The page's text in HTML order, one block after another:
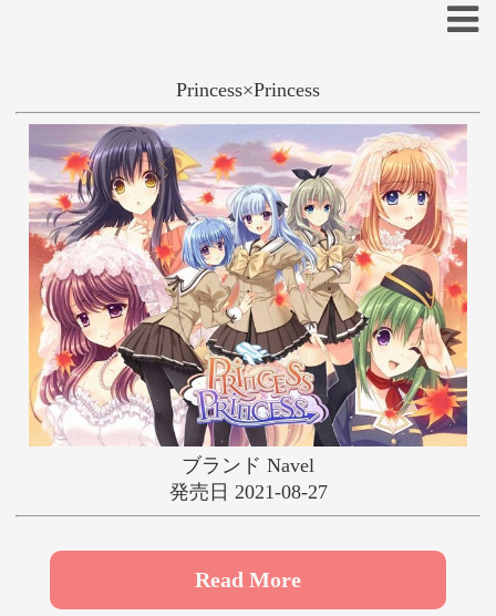
あ い う え お
か き く け こ
さ し す せ そ
た ち つ て と
な に ぬ ね の
は ひ ふ へ ほ
む
や ゆ よ
ら ろ
わ
Princess×Princess
ブランド Navel
発売日 2021-08-27
Read More
学生 ハーレム
西又葵 鈴平ひろ